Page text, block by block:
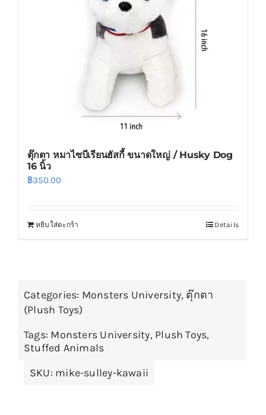
ตุ๊กตา หมาไซบีเรียนฮัสกี้ ขนาดใหญ่ / Husky Dog
16 นิ้ว
฿350.00
หยิบใส่ตะกร้า Details
Categories: Monsters University, ตุ๊กตา
(Plush Toys)
Tags: Monsters University, Plush Toys,
Stuffed Animals
SKU: mike-sulley-kawaii